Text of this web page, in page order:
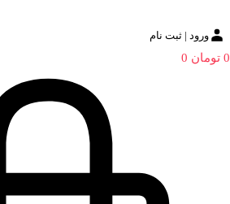
ورود | ثبت نام
0 تومان 0